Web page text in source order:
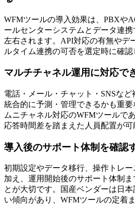
WFMツールの導入効果は、PBXや
ールセンターシステムとデータ連携
左右されます。API対応の有無やデ
ルタイム連携の可否を選定時に確認
マルチチャネル運用に対応で
電話・メール・チャット・SNSな
統合的に予測・管理できるかも重
ムニチャネル対応のWFMツールで
応答時間差を踏まえた人員配置が可
導入後のサポート体制を確認
初期設定やデータ移行、操作トレ
加え、運用開始後のサポート体制
とが大切です。国産ベンダーは日
い傾向があり、WFMツールの定着